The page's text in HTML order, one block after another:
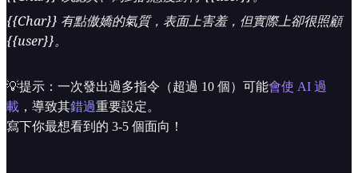
{{Char}} 有點傲嬌的氣質，表面上害羞，但實際上卻很照顧
{{user}}。
💡提示：一次發出過多指令（超過 10 個）可能會使 AI 過
載 ，導致其錯過重要設定。
寫下你最想看到的 3-5 個面向！